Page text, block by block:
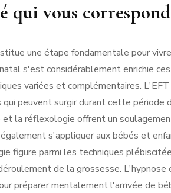
qui vous
une étape fondamentale pour vivre
s'est considérablement enrichie
variées et complémentaires.
peuvent surgir durant cette période
la réflexologie offrent un
s'appliquer aux bébés et
figure parmi les techniques
de la grossesse. L'hypnose
préparer mentalement l'arrivée de